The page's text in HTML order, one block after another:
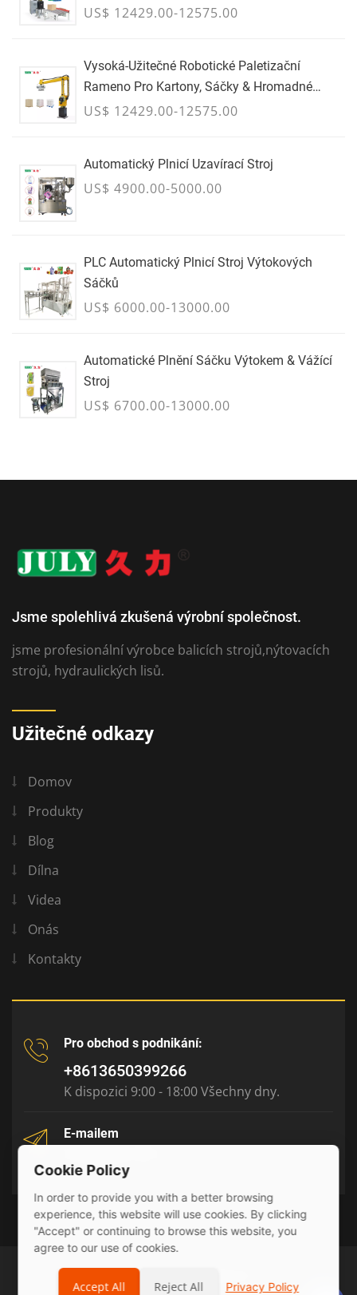
US$ 12429.00-12575.00
Vysoká-Užitečné Robotické Paletizační
Rameno Pro Kartony, Sáčky & Hromadné
Kontejnery - ČERVENEC
US$ 12429.00-12575.00
Automatický Plnicí Uzavírací Stroj
US$ 4900.00-5000.00
PLC Automatický Plnicí Stroj Výtokových
Sáčků
US$ 6000.00-13000.00
Automatické Plnění Sáčku Výtokem & Vážící
Stroj
US$ 6700.00-13000.00
Jsme spolehlivá zkušená výrobní společnost.
jsme profesionální výrobce balicích strojů,nýtovacích
strojů, hydraulických lisů.
Užitečné odkazy
Domov
Produkty
Blog
Dílna
Videa
Onás
Kontakty
Pro obchod s podnikání:
+8613650399266
K dispozici 9:00 - 18:00 Všechny dny.
E-mailem
© 2026 Julyr Industrial Ltd
Cookie Policy
In order to provide you with a better browsing
experience, this website will use cookies. By clicking
"Accept" or continuing to browse this website, you
agree to our use of cookies.
Accept All Reject All Privacy Policy